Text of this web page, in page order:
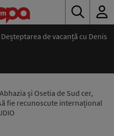
Deșteptarea de vacanță cu Denis
și Osetia de Sud cer,
fie recunoscute internațional